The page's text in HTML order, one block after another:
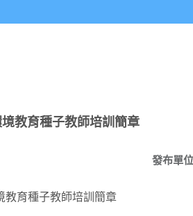
教育種子教師培訓簡章
發布單位
教育種子教師培訓簡章